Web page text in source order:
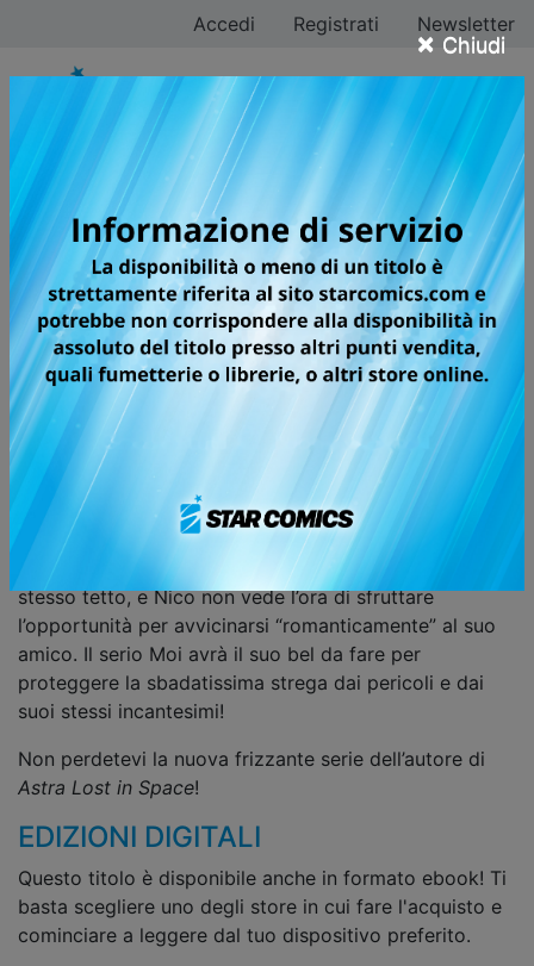
× Chiudi
Accedi Registrati Newsletter
WITCH WATCH
LA NUOVA FRIZZANTE SERIE
DELL’AUTORE DI ASTRA LOST IN
SPACE!
Nico Wakatsuki è una strega neodiplomata: tutto ciò
che le rimane da fare è tornare a casa e scegliere un
famiglio da tenere con sé. Per questo ruolo, invece del
classico corvo o gatto, la ragazza ha in mente il suo
amico d’infanzia Morihito Otogi, detto Moi. Per quanto
inusuale, la cosa è tecnicamente possibile, dato che
Moi è un oni, una razza i cui antenati erano famigli di
streghe! I due adolescenti si ritrovano a vivere sotto lo
stesso tetto, e Nico non vede l’ora di sfruttare
l’opportunità per avvicinarsi “romanticamente” al suo
amico. Il serio Moi avrà il suo bel da fare per
proteggere la sbadatissima strega dai pericoli e dai
suoi stessi incantesimi!
Non perdetevi la nuova frizzante serie dell’autore di
Astra Lost in Space!
EDIZIONI DIGITALI
Questo titolo è disponibile anche in formato ebook! Ti
basta scegliere uno degli store in cui fare l'acquisto e
cominciare a leggere dal tuo dispositivo preferito.